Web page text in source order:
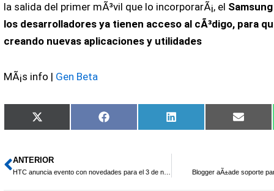
la salida del primer mÃ³vil que lo incorporarÃ¡, el
los desarrolladores ya tienen acceso al cÃ³digo, para
creando nuevas aplicaciones y utilidades
MÃ¡s info | Gen Beta
Compartir
en
X
(Twitter)
Compartir
en
Facebook
Compartir
en
LinkedIn
en
Email
Ant
ANTERIOR
HTC anuncia evento con novedades para el 3 de noviembre Blogger aÃ±ade soporte